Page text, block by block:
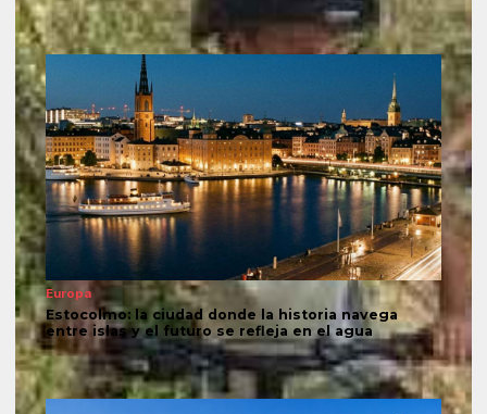
Europa
Estocolmo: la ciudad donde la historia navega
entre islas y el futuro se refleja en el agua